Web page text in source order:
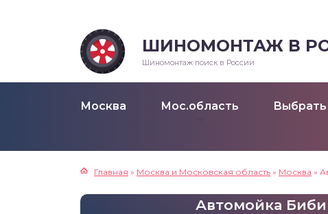
ШИНОМОНТАЖ В
Шиномонтаж поиск в России
Москва Мос.область
Главная » Москва и Московская область » Москва »
Автомойка